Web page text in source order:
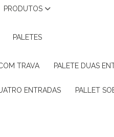
PRODUTOS
PALETES
TRAVA PALETE DUAS
ENTRADAS PALLET